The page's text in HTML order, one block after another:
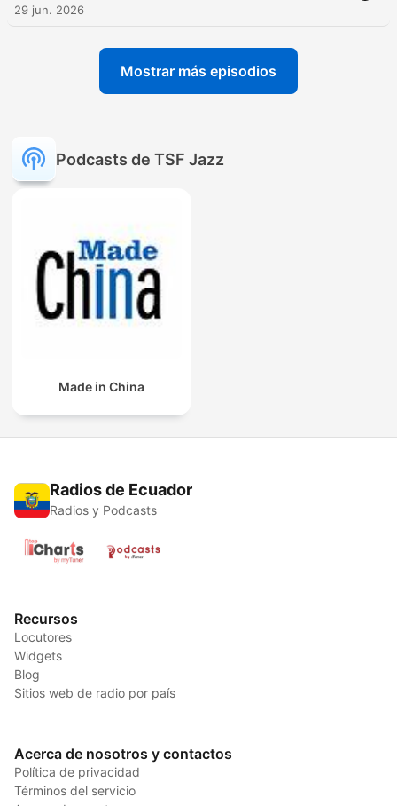
29 jun. 2026
Mostrar más episodios
Podcasts de TSF Jazz
Made in China
Radios de Ecuador
Radios y Podcasts
Recursos
Locutores
Widgets
Blog
Sitios web de radio por país
Acerca de nosotros y contactos
Política de privacidad
Términos del servicio